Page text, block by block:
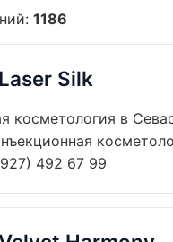
1186
Silk
косметология в
492 67 99